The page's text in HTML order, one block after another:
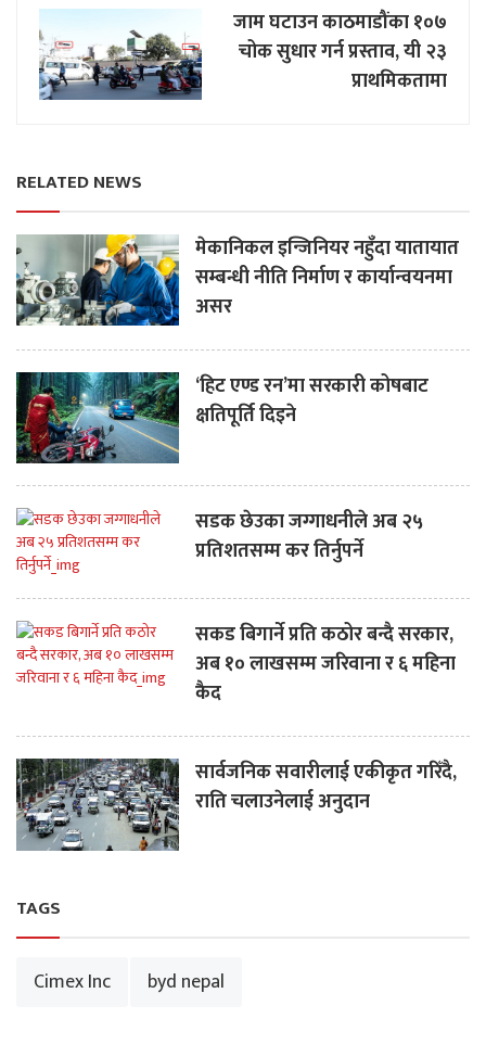
जाम घटाउन काठमाडौंका १०७
चोक सुधार गर्न प्रस्ताव, यी २३
प्राथमिकतामा
RELATED NEWS
मेकानिकल इन्जिनियर नहुँदा यातायात
सम्बन्धी नीति निर्माण र कार्यान्वयनमा
असर
‘हिट एण्ड रन’मा सरकारी कोषबाट
क्षतिपूर्ति दिइने
सडक छेउका जग्गाधनीले अब २५
प्रतिशतसम्म कर तिर्नुपर्ने
सकड बिगार्ने प्रति कठोर बन्दै सरकार,
अब १० लाखसम्म जरिवाना र ६ महिना
कैद
सार्वजनिक सवारीलाई एकीकृत गरिँदै,
राति चलाउनेलाई अनुदान
TAGS
Cimex Inc byd nepal